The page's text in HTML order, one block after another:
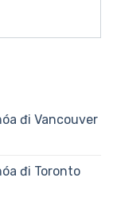
đi Vancouver
đi Toronto